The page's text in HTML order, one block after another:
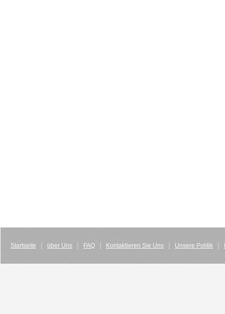
Startseite über Uns FAQ Kontaktieren Sie Uns Unsere Politik